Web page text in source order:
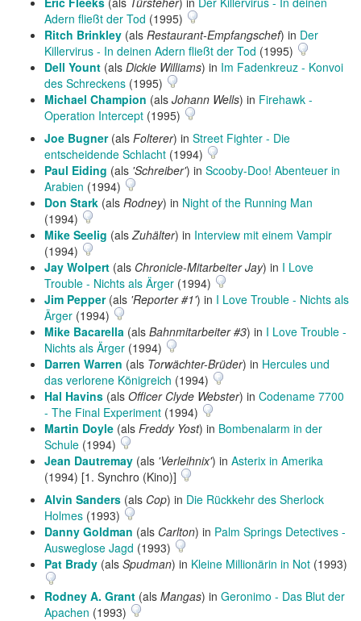
Adern fließt der Tod (1995)
Ritch Brinkley (als Restaurant-Empfangschef) in Der
Killervirus - In deinen Adern fließt der Tod (1995)
Dell Yount (als Dickie Williams) in Im Fadenkreuz - Konvoi
des Schreckens (1995)
Michael Champion (als Johann Wells) in Firehawk -
Operation Intercept (1995)
Joe Bugner(als Folterer) in Street Fighter - Die
entscheidende Schlacht (1994)
Paul Eiding (als 'Schreiber') in Scooby-Doo! Abenteuer in
Arabien (1994)
Don Stark (als Rodney) in Night of the Running Man
(1994)
Mike Seelig (alsZuhälter) in Interview mit einem Vampir
(1994)
Jay Wolpert (als Chronicle-Mitarbeiter Jay) in I Love
Trouble - Nichts als Ärger (1994)
Jim Pepper(als 'Reporter #1') in I Love Trouble - Nichts als
Ärger (1994)
Mike Bacarella (als Bahnmitarbeiter #3) in I Love Trouble -
Nichts als Ärger (1994)
Darren Warren (als Torwächter-Brüder) in Hercules und
das verlorene Königreich (1994)
Hal Havins (als Officer Clyde Webster) in Codename 7700
- The Final Experiment (1994)
Martin Doyle (als Freddy Yost) in Bombenalarm in der
Schule (1994)
Jean Dautremay (als 'Verleihnix') in Asterix in Amerika
(1994) [1. Synchro (Kino)]
Alvin Sanders (als Cop) in Die Rückkehr des Sherlock
Holmes (1993)
Danny Goldman (als Carlton) in Palm Springs Detectives -
Ausweglose Jagd (1993)
Pat Brady (als Spudman) in Kleine Millionärin in Not (1993)
Rodney A. Grant (als Mangas) in Geronimo - Das Blut der
Apachen (1993)